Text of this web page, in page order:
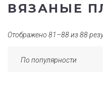
ВЯЗАНЫЕ
Отображено 81–88 из 88